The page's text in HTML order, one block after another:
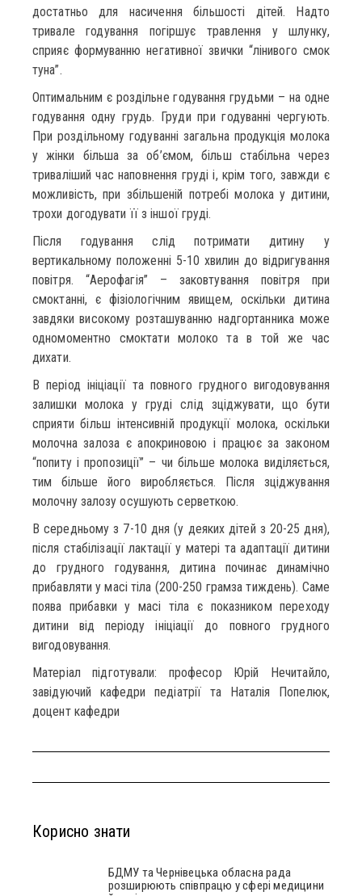
достатньо для насичення більшості дітей. Надто
тривале годування погіршує травлення у шлунку,
сприяє формуванню негативної звички “лінивого смок
туна”.
Оптимальним є роздільне годування грудьми – на одне
годування одну грудь. Груди при годуванні чергують.
При роздільному годуванні загальна продукція молока
у жінки більша за об’ємом, більш стабільна через
триваліший час наповнення груді і, крім того, завжди є
можливість, при збільшеній потребі молока у дитини,
трохи догодувати її з іншої груді.
Після годування слід потримати дитину у
вертикальному положенні 5-10 хвилин до відригування
повітря. “Аерофагія” – заковтування повітря при
смоктанні, є фізіологічним явищем, оскільки дитина
завдяки високому розташуванню надгортанника може
одномоментно смоктати молоко та в той же час
дихати.
В період ініціації та повного грудного вигодовування
залишки молока у груді слід зціджувати, що бути
сприяти більш інтенсивній продукції молока, оскільки
молочна залоза є апокриновою і працює за законом
“попиту і пропозиції” – чи більше молока виділяється,
тим більше його виробляється. Після зціджування
молочну залозу осушують серветкою.
В середньому з 7-10 дня (у деяких дітей з 20-25 дня),
після стабілізації лактації у матері та адаптації дитини
до грудного годування, дитина починає динамічно
прибавляти у масі тіла (200-250 грамза тиждень). Саме
поява прибавки у масі тіла є показником переходу
дитини від періоду ініціації до повного грудного
вигодовування.
Матеріал підготували: професор Юрій Нечитайло,
завідуючий кафедри педіатрії та Наталія Попелюк,
доцент кафедри
Корисно знати
БДМУ та Чернівецька обласна рада
розширюють співпрацю у сфері медицини